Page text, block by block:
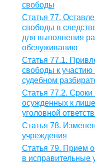
свободы
Статья 77.
свободы в
для выполнения
обслуживанию
Статья 77.1.
свободы к участию
судебном
Статья 77.2.
осужденных к
уголовной
Статья 78.
учреждения
Статья 79. Прием
в исправительные